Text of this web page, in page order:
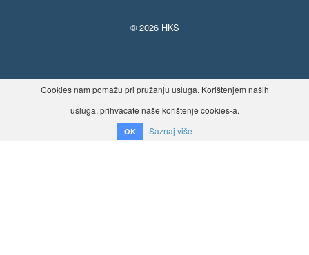
© 2026 HKS
Cookies nam pomažu pri pružanju usluga. Korištenjem naših
usluga, prihvaćate naše korištenje cookies-a.
OK Saznaj više